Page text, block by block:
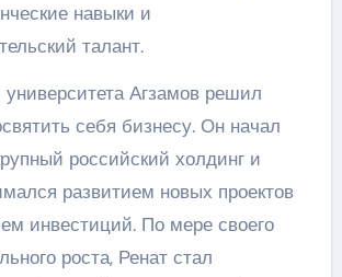
навыки и
талант.
университета Агзамов решил
себя бизнесу. Он начал
российский холдинг и
развитием новых проектов
инвестиций. По мере своего
роста, Ренат стал